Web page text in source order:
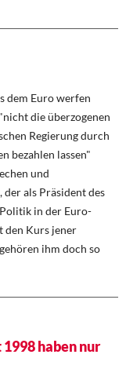
dem Euro werfen
die überzogenen
Regierung durch
bezahlen lassen"
und
der als Präsident des
in der Euro-
den Kurs jener
ihm doch so
haben nur